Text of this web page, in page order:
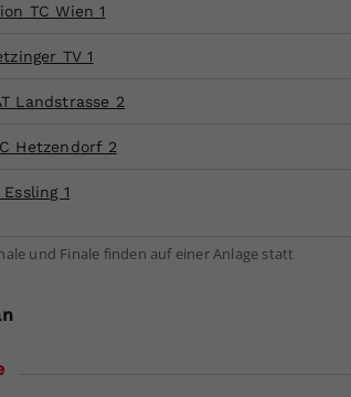
TC Wien 1
TV 1
Landstrasse 2
Hetzendorf 2
Essling 1
und Finale finden auf einer Anlage statt
Betreiber dies eingestellt hat.